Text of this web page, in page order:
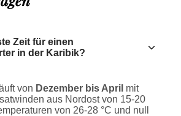
Zeit für einen
in der Karibik?
von Dezember bis April mit
aus Nordost von 15-20
von 26-28 °C und null